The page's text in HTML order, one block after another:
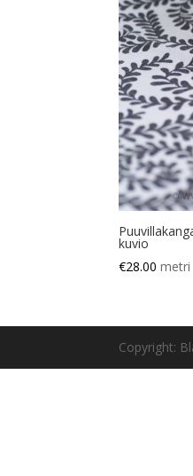
kuvio
€28.00 metri
Copyright: